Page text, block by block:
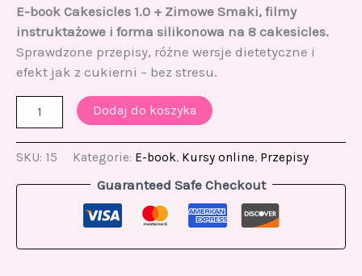
E-book Cakesicles 1.0 + Zimowe Smaki, filmy
instruktażowe i forma silikonowa na 8 cakesicles.
Sprawdzone przepisy, różne wersje dietetyczne i
efekt jak z cukierni – bez stresu.
Dodaj do koszyka
SKU: 15 Kategorie: E-book, Kursy online, Przepisy
Guaranteed Safe Checkout